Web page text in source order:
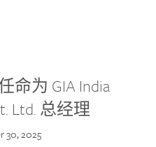
命为 GIA India
Ltd. 总经理
30, 2025